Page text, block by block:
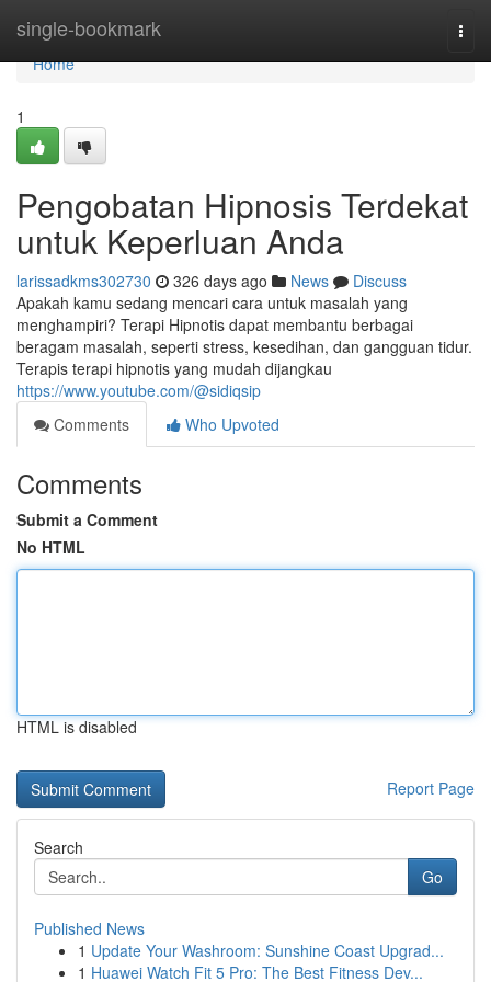
single-bookmark
Home
Home
1
Pengobatan Hipnosis Terdekat
untuk Keperluan Anda
larissadkms302730 326 days ago News
Discuss
Apakah kamu sedang mencari cara untuk masalah yang
menghampiri? Terapi Hipnotis dapat membantu berbagai
beragam masalah, seperti stress, kesedihan, dan gangguan tidur.
Terapis terapi hipnotis yang mudah dijangkau
https://www.youtube.com/@sidiqsip
Comments
Who Upvoted
Comments
Submit a Comment
No HTML
HTML is disabled
Report Page
Search
Go
Published News
1 Update Your Washroom: Sunshine Coast Upgrad...
1 Huawei Watch Fit 5 Pro: The Best Fitness Dev...